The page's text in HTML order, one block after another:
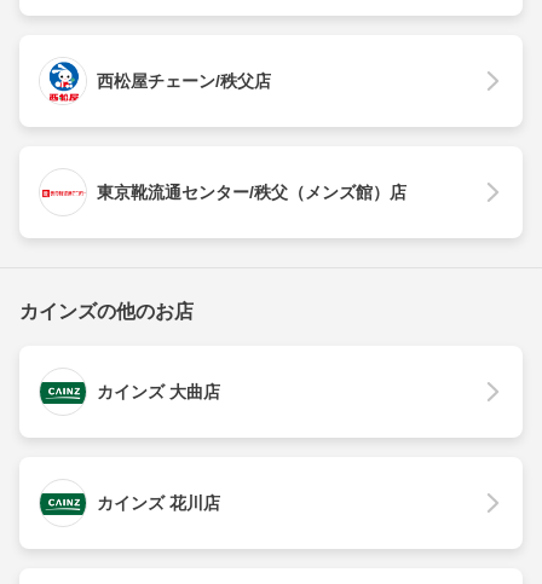
西松屋チェーン/秩父店
東京靴流通センター/秩父（メンズ館）店
カインズの他のお店
カインズ 大曲店
カインズ 花川店